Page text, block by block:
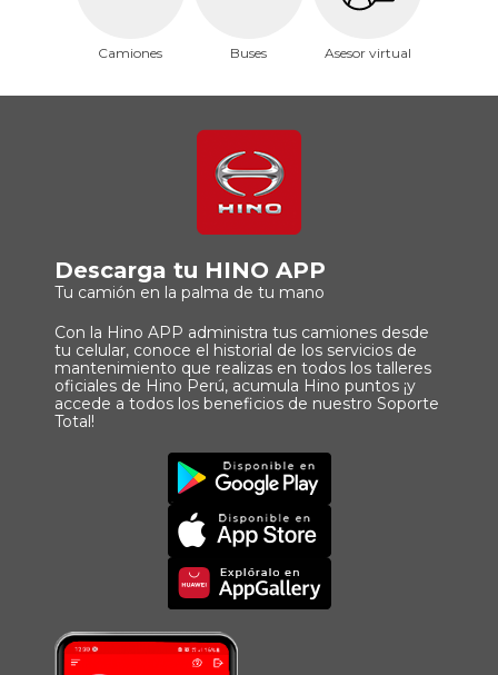
Camiones Buses Asesor virtual
Descarga tu HINO APP
Tu camión en la palma de tu mano
Con la Hino APP administra tus camiones desde
tu celular, conoce el historial de los servicios de
mantenimiento que realizas en todos los talleres
oficiales de Hino Perú, acumula Hino puntos ¡y
accede a todos los beneficios de nuestro Soporte
Total!
Imagen
Principal
Imagen
Principal
Imagen
Principal